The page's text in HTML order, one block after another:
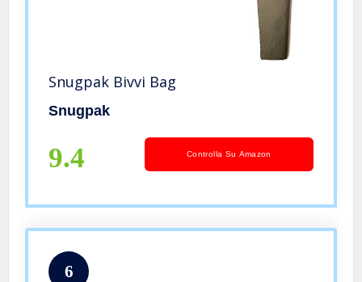
Snugpak Bivvi Bag
Snugpak
9.4 Controlla Su Amazon
6